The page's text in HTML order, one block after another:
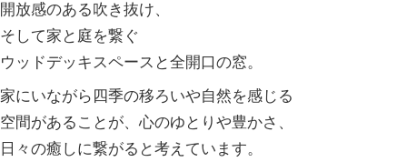
開放感のある吹き抜け、
そして家と庭を繋ぐ
ウッドデッキスペースと全開口の窓。
家にいながら四季の移ろいや自然を感じる
空間があることが、 心のゆとりや豊かさ、
日々の癒しに繋がると考えています。